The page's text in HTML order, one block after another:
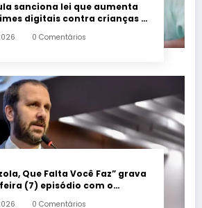
sanciona lei que aumenta
digitais contra crianças é
0 Comentários
Que Falta Você Faz” grava
(7) episódio com o
0 Comentários